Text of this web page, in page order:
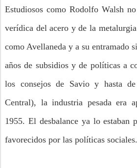
Estudiosos como Rodolfo Walsh
verídica del acero y de la
como Avellaneda y a su entramado
años de subsidios y de políticas a
los consejos de Savio y hasta
Central), la industria pesada era
1955. El desbalance ya lo estaban
favorecidos por las políticas sociales.